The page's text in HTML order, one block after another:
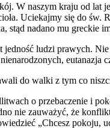
W naszym kraju od
Uciekajmy się do św.
stąd nadano mu
ludzi prawych.
eutanazja
do walki z tym co
o przebaczenie i
nie zauważyć, że
„Chcesz pokoju,